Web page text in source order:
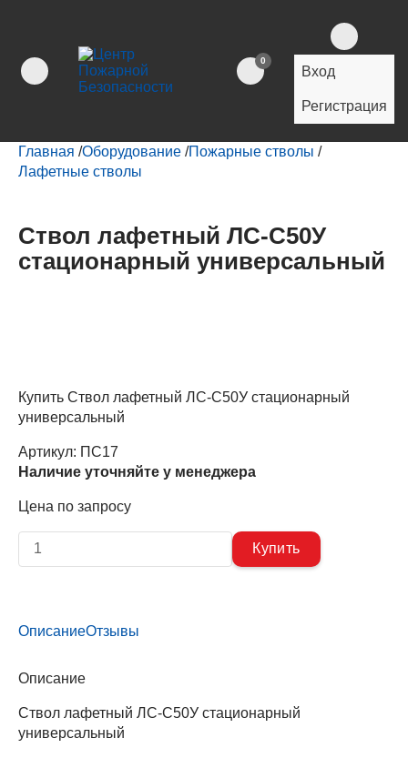
0
Вход
Регистрация
Главная /Оборудование /Пожарные стволы /
Лафетные стволы
Ствол лафетный ЛС-С50У
стационарный универсальный
Купить Ствол лафетный ЛС-С50У стационарный
универсальный
Артикул: ПС17
Наличие уточняйте у менеджера
Цена по запросу
ОписаниеОтзывы
Описание
Ствол лафетный ЛС-С50У стационарный
универсальный